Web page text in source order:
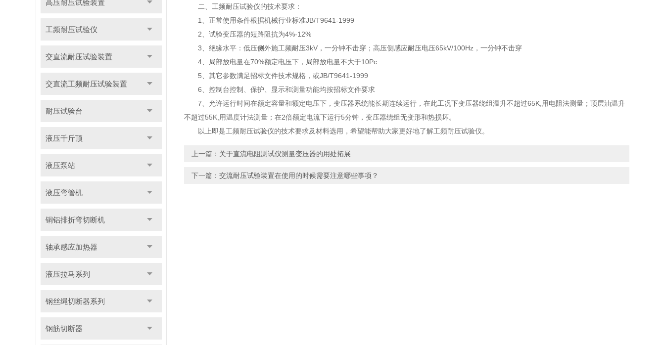
高压耐压试验装置
工频耐压试验仪
交直流耐压试验装置
交直流工频耐压试验装置
耐压试验台
液压千斤顶
液压泵站
液压弯管机
铜铝排折弯切断机
轴承感应加热器
液压拉马系列
钢丝绳切断器系列
钢筋切断器
二、工频耐压试验仪的技术要求：
1、正常使用条件根据机械行业标准JB/T9641-1999
2、试验变压器的短路阻抗为4%-12%
3、绝缘水平：低压侧外施工频耐压3kV，一分钟不击穿；高压侧感应耐压电压65kV/100Hz，一分钟不击穿
4、局部放电量在70%额定电压下，局部放电量不大于10Pc
5、其它参数满足招标文件技术规格，或JB/T9641-1999
6、控制台控制、保护、显示和测量功能均按招标文件要求
7、允许运行时间在额定容量和额定电压下，变压器系统能长期连续运行，在此工况下变压器绕组温升不超过65K,用电阻法测量；顶层油温升
不超过55K,用温度计法测量；在2倍额定电流下运行5分钟，变压器绕组无变形和热损坏。
以上即是工频耐压试验仪的技术要求及材料选用，希望能帮助大家更好地了解工频耐压试验仪。
上一篇： 关于直流电阻测试仪测量变压器的用处拓展
下一篇： 交流耐压试验装置在使用的时候需要注意哪些事项？